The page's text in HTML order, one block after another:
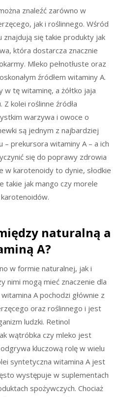
znaleźć zarówno w
jak i roślinnego. Wśród
znajdują się takie produkty jak
która dostarcza znacznie
Mleko pełnotłuste oraz
źródłem witaminy A.
tę witaminę, a żółtko jaja
kolei roślinne źródła
warzywa i owoce o
są jednym z najbardziej
– prekursora witaminy A – a ich
się do poprawy zdrowia
w karotenoidy to dynie, słodkie
takie jak mango czy morele
naturalną a
A?
w formie naturalnej, jak i
nimi mogą mieć znaczenie dla
A pochodzi głównie z
oraz roślinnego i jest
ludzki. Retinol
wątróbka czy mleko jest
kluczową rolę w wielu
syntetyczna witamina A jest
występuje w suplementach
spożywczych. Chociaż